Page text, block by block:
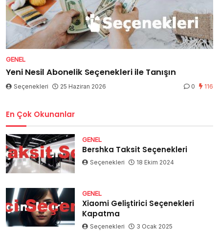
GENEL
Yeni Nesil Abonelik Seçenekleri ile Tanışın
Seçenekleri 25 Haziran 2026 0 116
En Çok Okunanlar
GENEL
Bershka Taksit Seçenekleri
Seçenekleri 18 Ekim 2024
GENEL
Xiaomi Geliştirici Seçenekleri
Kapatma
Seçenekleri 3 Ocak 2025